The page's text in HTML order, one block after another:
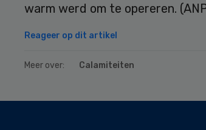
warm werd om te opereren.
Reageer op dit artikel
Meer over: Calamiteiten